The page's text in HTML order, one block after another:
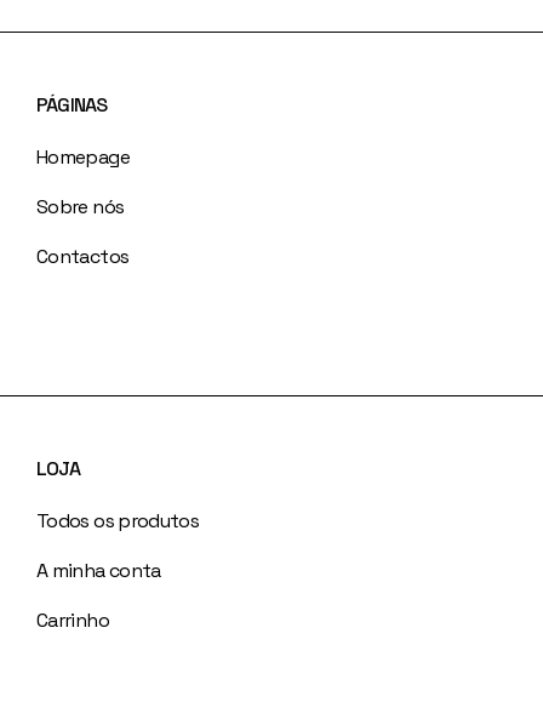
PÁGINAS
Homepage
Sobre nós
Contactos
LOJA
Todos os produtos
A minha conta
Carrinho